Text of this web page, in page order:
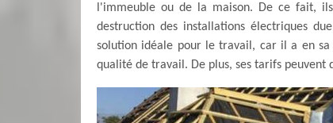
l'immeuble ou de la maison. De ce fait,
destruction des installations électriques
solution idéale pour le travail, car il a en
qualité de travail. De plus, ses tarifs peuvent